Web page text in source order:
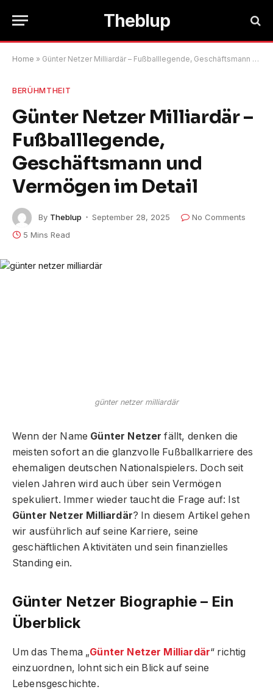
Theblup
Home » Günter Netzer Milliardär – Fußballlegende, Geschäftsmann und Vermögen im Detail
BERÜHMTHEIT
Günter Netzer Milliardär –
Fußballlegende,
Geschäftsmann und
Vermögen im Detail
By Theblup September 28, 2025
No Comments
5 Mins Read
günter netzer milliardär
Wenn der Name Günter Netzer fällt, denken die
meisten sofort an die glanzvolle Fußballkarriere des
ehemaligen deutschen Nationalspielers. Doch seit
vielen Jahren wird auch über sein Vermögen
spekuliert. Immer wieder taucht die Frage auf: Ist
Günter Netzer Milliardär? In diesem Artikel gehen
wir ausführlich auf seine Karriere, seine
geschäftlichen Aktivitäten und sein finanzielles
Standing ein.
Günter Netzer Biographie – Ein
Überblick
Um das Thema „Günter Netzer Milliardär“ richtig
einzuordnen, lohnt sich ein Blick auf seine
Lebensgeschichte.